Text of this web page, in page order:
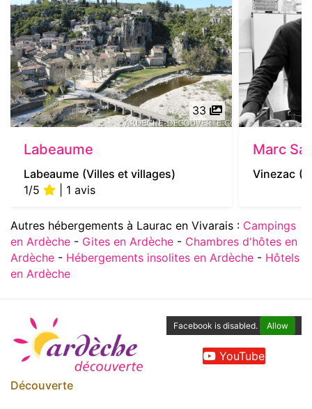
33
Labeaume
Labeaume (Villes et villages)
1/5
| 1 avis
Marc
Vinezac
Autres hébergements à Laurac en Vivarais : Campings
en Ardèche - Gites en Ardèche - Chambres d'hôtes en
Ardèche - Hébergements insolites en Ardèche - Hôtels
en Ardèche
Facebook is disabled. Allow
YouTube
Découverte